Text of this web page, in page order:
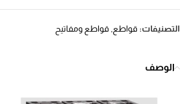
التصنيفات: قواطع قواطع ومفاتيح
الوصف